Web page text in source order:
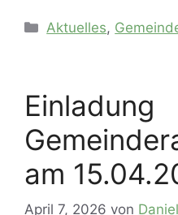
Kategorien
Aktuelles,
Einladung
am
April 7, 2026 von